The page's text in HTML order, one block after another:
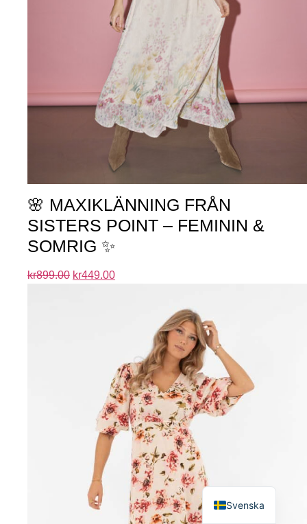
🌸 MAXIKLÄNNING FRÅN
SISTERS POINT – FEMININ &
SOMRIG ✨
kr899.00 kr449.00
Svenska